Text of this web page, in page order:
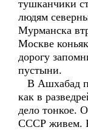
тушканчики
людям
Мурманска
Москве
дорогу
пустыни.
В Ашхабад
как в
дело тонкое.
СССР живем.